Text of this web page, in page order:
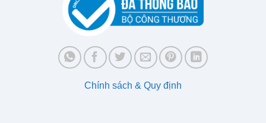
Chính sách & Quy định